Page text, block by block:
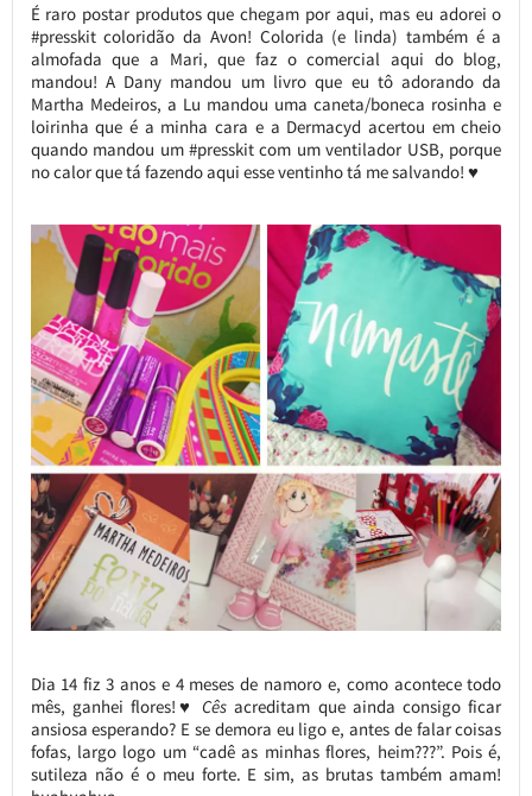
É raro postar produtos que chegam por aqui, mas eu adorei o
#presskit coloridão da Avon! Colorida (e linda) também é a
almofada que a Mari, que faz o comercial aqui do blog,
mandou! A Dany mandou um livro que eu tô adorando da
Martha Medeiros, a Lu mandou uma caneta/boneca rosinha e
loirinha que é a minha cara e a Dermacyd acertou em cheio
quando mandou um #presskit com um ventilador USB, porque
no calor que tá fazendo aqui esse ventinho tá me salvando! ♥
Dia 14 fiz 3 anos e 4 meses de namoro e, como acontece todo
mês, ganhei flores!♥ Cês acreditam que ainda consigo ficar
ansiosa esperando? E se demora eu ligo e, antes de falar coisas
fofas, largo logo um “cadê as minhas flores, heim???”. Pois é,
sutileza não é o meu forte. E sim, as brutas também amam!